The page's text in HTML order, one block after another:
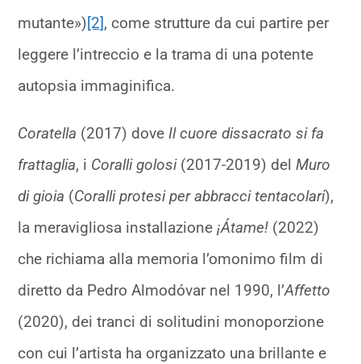
mutante»)[2], come strutture da cui partire per
leggere l’intreccio e la trama di una potente
autopsia immaginifica.
Coratella (2017) doveIl cuore dissacrato si fa
frattaglia, i Coralli golosi(2017-2019) delMuro
di gioia (Coralli protesi per abbracci tentacolari),
la meravigliosa installazione¡Átame! (2022)
che richiama alla memoria l’omonimo film di
diretto da Pedro Almodóvar nel 1990, l’Affetto
(2020), dei tranci di solitudini monoporzione
con cui l’artista ha organizzato una brillante e